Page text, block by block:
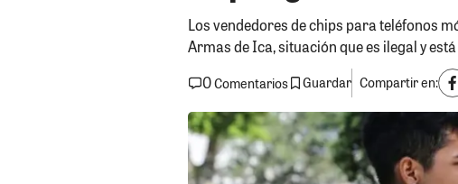
Los vendedores de chips para teléfonos
Armas de Ica, situación que es ilegal y
0Comentarios Guardar Compartir en: